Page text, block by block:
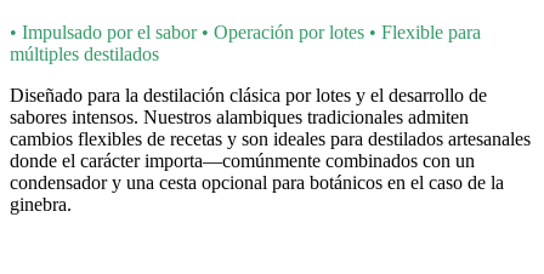
• Impulsado por el sabor • Operación por lotes • Flexible para
múltiples destilados
Diseñado para la destilación clásica por lotes y el desarrollo de
sabores intensos. Nuestros alambiques tradicionales admiten
cambios flexibles de recetas y son ideales para destilados artesanales
donde el carácter importa—comúnmente combinados con un
condensador y una cesta opcional para botánicos en el caso de la
ginebra.